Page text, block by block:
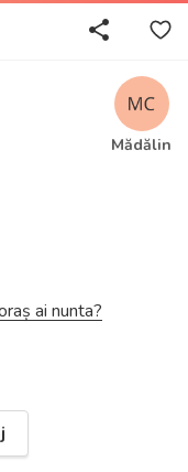
share
Mădălin
ai nunta?